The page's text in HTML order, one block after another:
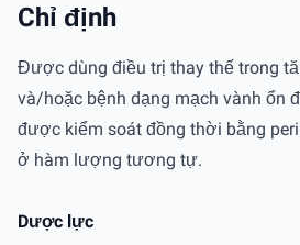
Chỉ định
Được dùng điều trị thay thế trong
và/hoặc bệnh dạng mạch vành ổn
được kiểm soát đồng thời bằng
ở hàm lượng tương tự.
Dược lực